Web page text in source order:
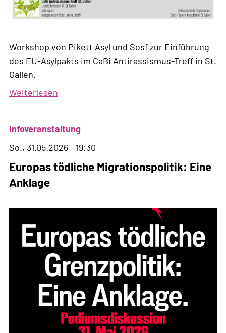
Workshop von Pikett Asyl und Sosf zur Einführung
des EU-Asylpakts im CaBi Antirassismus-Treff in St.
Gallen.
Weiterlesen
Asylregime
Infoveranstaltung
So., 31.05.2026 - 19:30
Europas tödliche Migrationspolitik: Eine
Anklage